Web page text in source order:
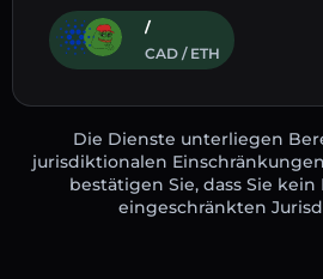
/
CAD / ETH
Die Dienste unterliegen
jurisdiktionalen
bestätigen Sie, dass Sie
eingeschränkten